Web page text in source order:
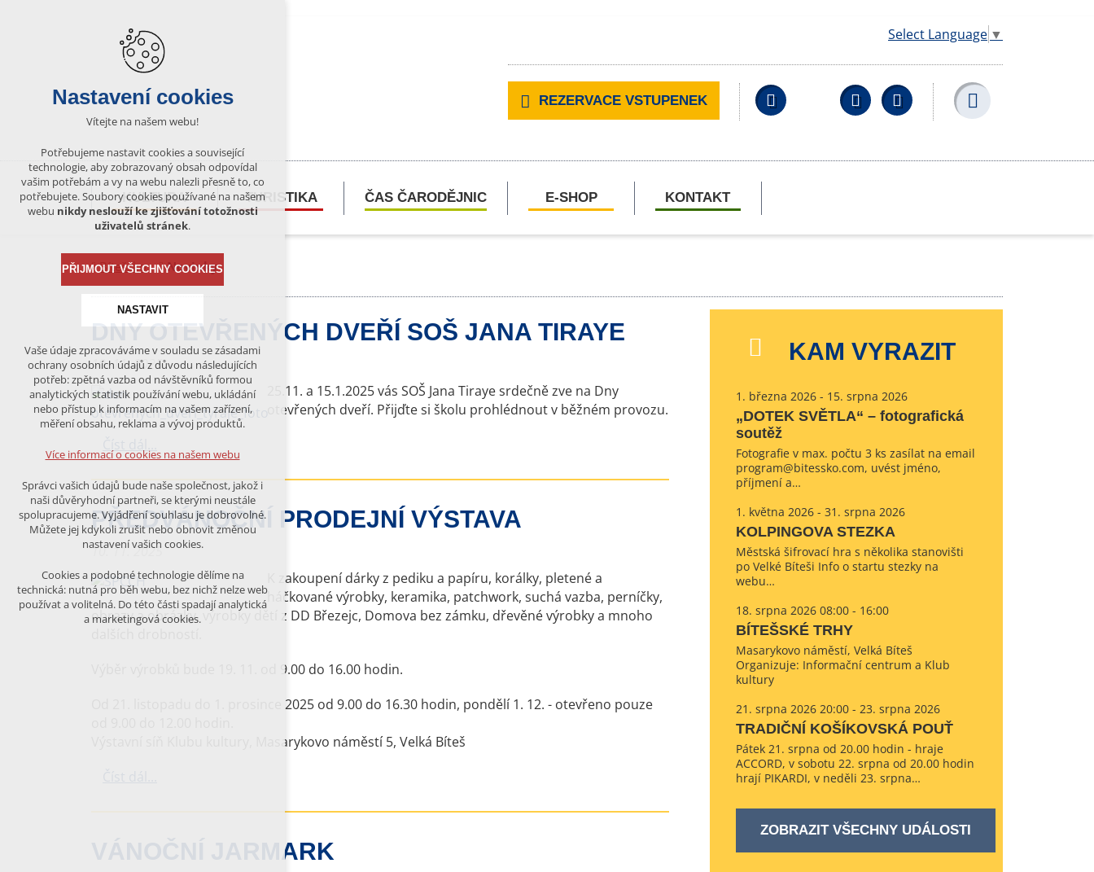
Select Language ▼
REZERVACE VSTUPENEK Facebook YouTubeWikipedia
KULTURA TURISTIKA ČAS ČARODĚJNIC E-SHOP KONTAKT
Bítešsko Novinky
DNY OTEVŘENÝCH DVEŘÍ SOŠ JANA TIRAYE
10. 11. 2025
25.11. a 15.1.2025 vás SOŠ Jana Tiraye srdečně zve na Dny
otevřených dveří. Přijďte si školu prohlédnout v běžném provozu.
PŘEDVÁNOČNÍ PRODEJNÍ VÝSTAVA
10. 11. 2025
K zakoupení dárky z pediku a papíru, korálky, pletené a
háčkované výrobky, keramika, patchwork, suchá vazba, perníčky,
obrazy a obrázky, výrobky dětí z DD Březejc, Domova bez zámku, dřevěné výrobky a mnoho
Výběr výrobků bude 19. 11. od 9.00 do 16.00 hodin.
Od 21. listopadu do 1. prosince 2025 od 9.00 do 16.30 hodin, pondělí 1. 12. - otevřeno pouze
Výstavní síň Klubu kultury, Masarykovo náměstí 5, Velká Bíteš
VÁNOČNÍ JARMARK
KAM VYRAZIT
1. března 2026 - 15. srpna 2026
„DOTEK SVĚTLA“ – fotografická
soutěž
Fotografie v max. počtu 3 ks zasílat na email
program@bitessko.com, uvést jméno,
příjmení a…
1. května 2026 - 31. srpna 2026
KOLPINGOVA STEZKA
Městská šifrovací hra s několika stanovišti
po Velké Bíteši Info o startu stezky na
webu…
18. srpna 2026 08:00 - 16:00
BÍTEŠSKÉ TRHY
Masarykovo náměstí, Velká Bíteš
Organizuje: Informační centrum a Klub
kultury
21. srpna 2026 20:00 - 23. srpna 2026
TRADIČNÍ KOŠÍKOVSKÁ POUŤ
Pátek 21. srpna od 20.00 hodin - hraje
ACCORD, v sobotu 22. srpna od 20.00 hodin
hrají PIKARDI, v neděli 23. srpna…
ZOBRAZIT VŠECHNY UDÁLOSTI
Nastavení cookies
Vítejte na našem webu!
Potřebujeme nastavit cookies a související
technologie, aby zobrazovaný obsah odpovídal
vašim potřebám a vy na webu nalezli přesně to, co
potřebujete. Soubory cookies používané na našem
webu nikdy neslouží ke zjišťování totožnosti
uživatelů stránek.
PŘIJMOUT VŠECHNY COOKIES
NASTAVIT
Technická cookies
nutná pro provozování webu
udržení kontextu stránek (session):
případná přihlášení, volby jazyka, apod.
analytická pro anonymizované
vyhodnocení návštěvnosti
marketingová cookies (Google)
Více informací o cookies na našem webu
ODMÍTNOUT VŠE
Vaše údaje zpracováváme v souladu se zásadami
ochrany osobních údajů z důvodu následujících
potřeb: zpětná vazba od návštěvníků formou
analytických statistik používání webu, ukládání
nebo přístup k informacím na vašem zařízení,
měření obsahu, reklama a vývoj produktů.
Více informací o cookies na našem webu
Správci vašich údajů bude naše společnost, jakož i
naši důvěryhodní partneři, se kterými neustále
spolupracujeme. Vyjádření souhlasu je dobrovolné.
Můžete jej kdykoli zrušit nebo obnovit změnou
nastavení vašich cookies.
Cookies a podobné technologie dělíme na
technická: nutná pro běh webu, bez nichž nelze web
používat a volitelná. Do této části spadají analytická
a marketingová cookies.